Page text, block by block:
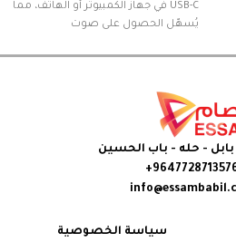
USB-C في جهاز الكمبيوتر أو الهاتف، مما
يُسهّل الحصول على صوت
بابل - حله - باب الحسين
سياسة الخصوصية